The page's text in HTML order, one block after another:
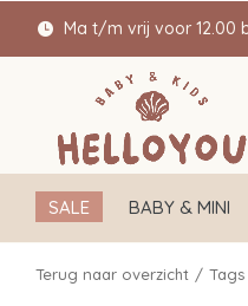
SALE BABY & MINI
Ma t/m vrij voor 12.00
Terug naar overzicht Tags